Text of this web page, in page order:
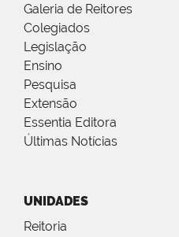
Galeria de Reitores
Colegiados
Legislação
Ensino
Pesquisa
Extensão
Essentia Editora
Últimas Notícias
UNIDADES
Reitoria